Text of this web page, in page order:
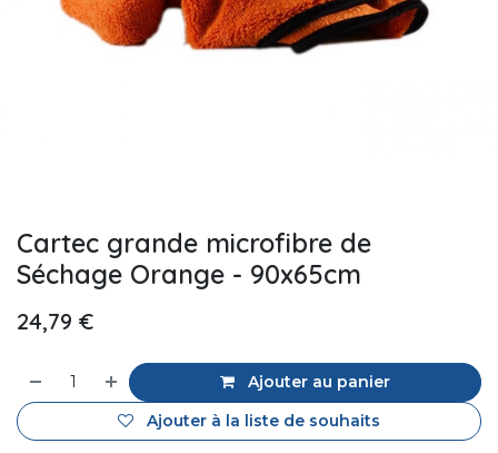
Cartec grande microfibre de
Séchage Orange - 90x65cm
24,79 €
Ajouter au panier
Ajouter à la liste de souhaits